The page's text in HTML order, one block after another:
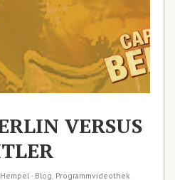
VERSUS
- Blog Programmvideothek